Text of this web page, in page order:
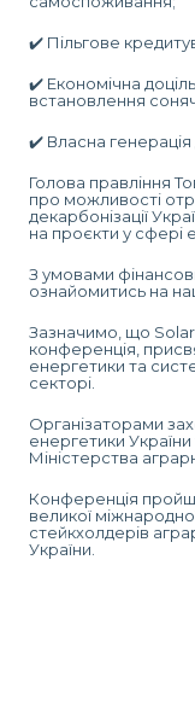
✔️ Пільгове
✔️ Економічна
встановлення
✔️ Власна генерація
Голова правління
про можливості
декарбонізації
на проєкти у сфері
З умовами
ознайомитись на
Зазначимо, що Solar
конференція,
енергетики та
секторі.
Організаторами
енергетики
Міністерства
Конференція
великої
стейкхолдерів
України.